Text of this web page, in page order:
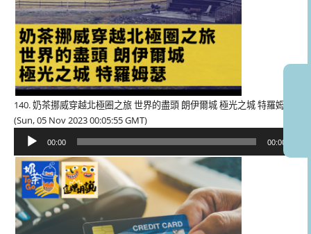
140. 奶茶挪威穿越北極圈之旅 世界的盡頭 朗伊爾城 極光之城 特羅姆瑟
(Sun, 05 Nov 2023 00:05:55 GMT)
播
放
器
00:00 00:00